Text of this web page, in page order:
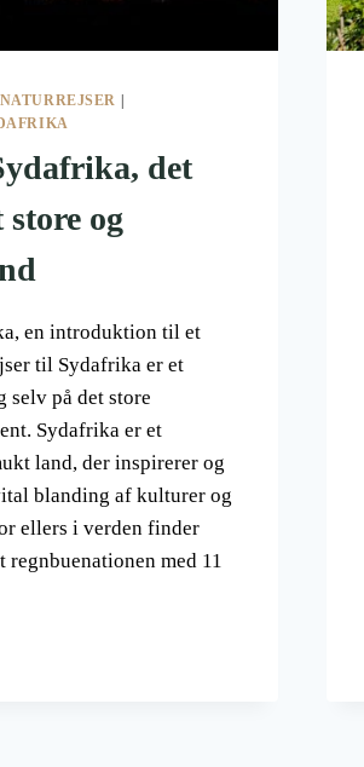
NATURREJSER
det
og
en introduktion til et
til Sydafrika er et
selv på det store
Sydafrika er et
land, der inspirerer og
blanding af kulturer og
ellers i verden finder
regnbuenationen med 11